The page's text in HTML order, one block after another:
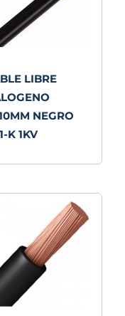
LIBRE
NEGRO
K 1KV